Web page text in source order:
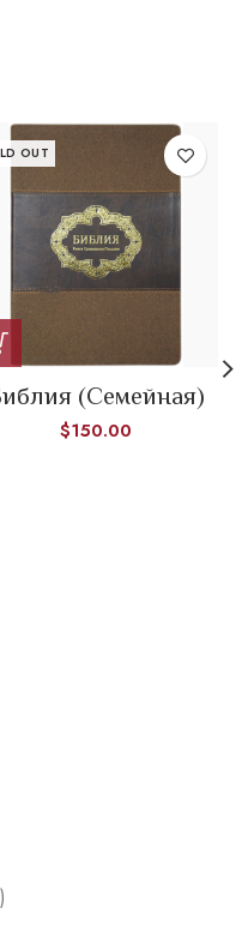
OUT
(Семейная)
$150.00